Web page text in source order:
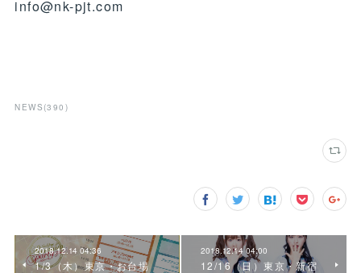
info@nk-pjt.com
NEWS (390 )
2018.12.14 04:36
1/3（木）東京・お台場
2018.12.14 04:00
12/16（日）東京・新宿